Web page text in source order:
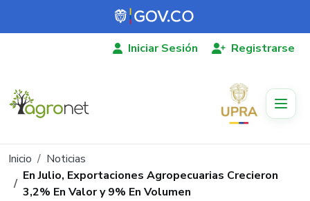
Pasar al contenido principal
Iniciar Sesión Registrarse
Ruta de navegación
Inicio
Noticias
En Julio, Exportaciones Agropecuarias Crecieron
3,2% En Valor y 9% En Volumen